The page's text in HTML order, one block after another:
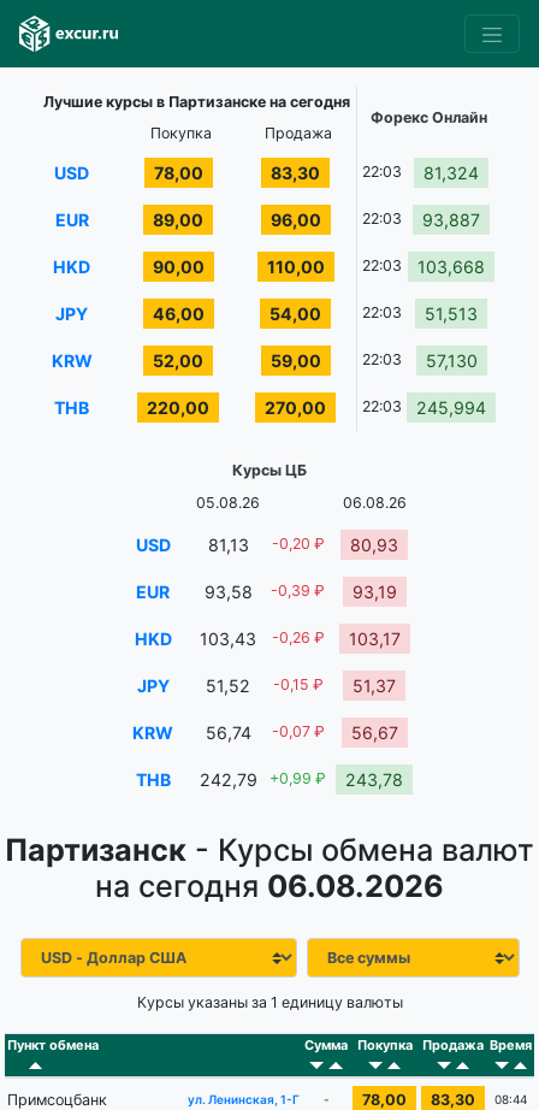
Партизанск - Курсы обмена валют
на сегодня 06.08.2026
Курсы указаны за 1 единицу валюты
Пункт обмена Сумма Покупка Продажа Время
Примсоцбанк ул. Ленинская, 1-Г - 78,00 83,30 08:44
Лучшие курсы в Партизанске на сегодня
Форекс Онлайн
Покупка
Продажа
USD 78,00 83,30 22:03 81,324
EUR 89,00 96,00 22:03 93,887
HKD 90,00 110,00 22:03 103,668
JPY 46,00 54,00 22:03 51,513
KRW 52,00 59,00 22:03 57,130
THB 220,00 270,00 22:03 245,994
Курсы ЦБ
05.08.26
06.08.26
USD 81,13 -0,20 ₽ 80,93
EUR 93,58 -0,39 ₽ 93,19
HKD 103,43 -0,26 ₽ 103,17
JPY 51,52 -0,15 ₽ 51,37
KRW 56,74 -0,07 ₽ 56,67
THB 242,79 +0,99 ₽ 243,78